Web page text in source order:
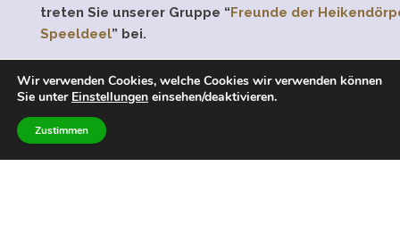
treten Sie unserer Gruppe “Freunde der
Speeldeel” bei.
Stolz präsentiert von
Wir verwenden Cookies, welche Cookies wir verwenden können
Sie unter Einstellungen einsehen/deaktivieren.
Zustimmen